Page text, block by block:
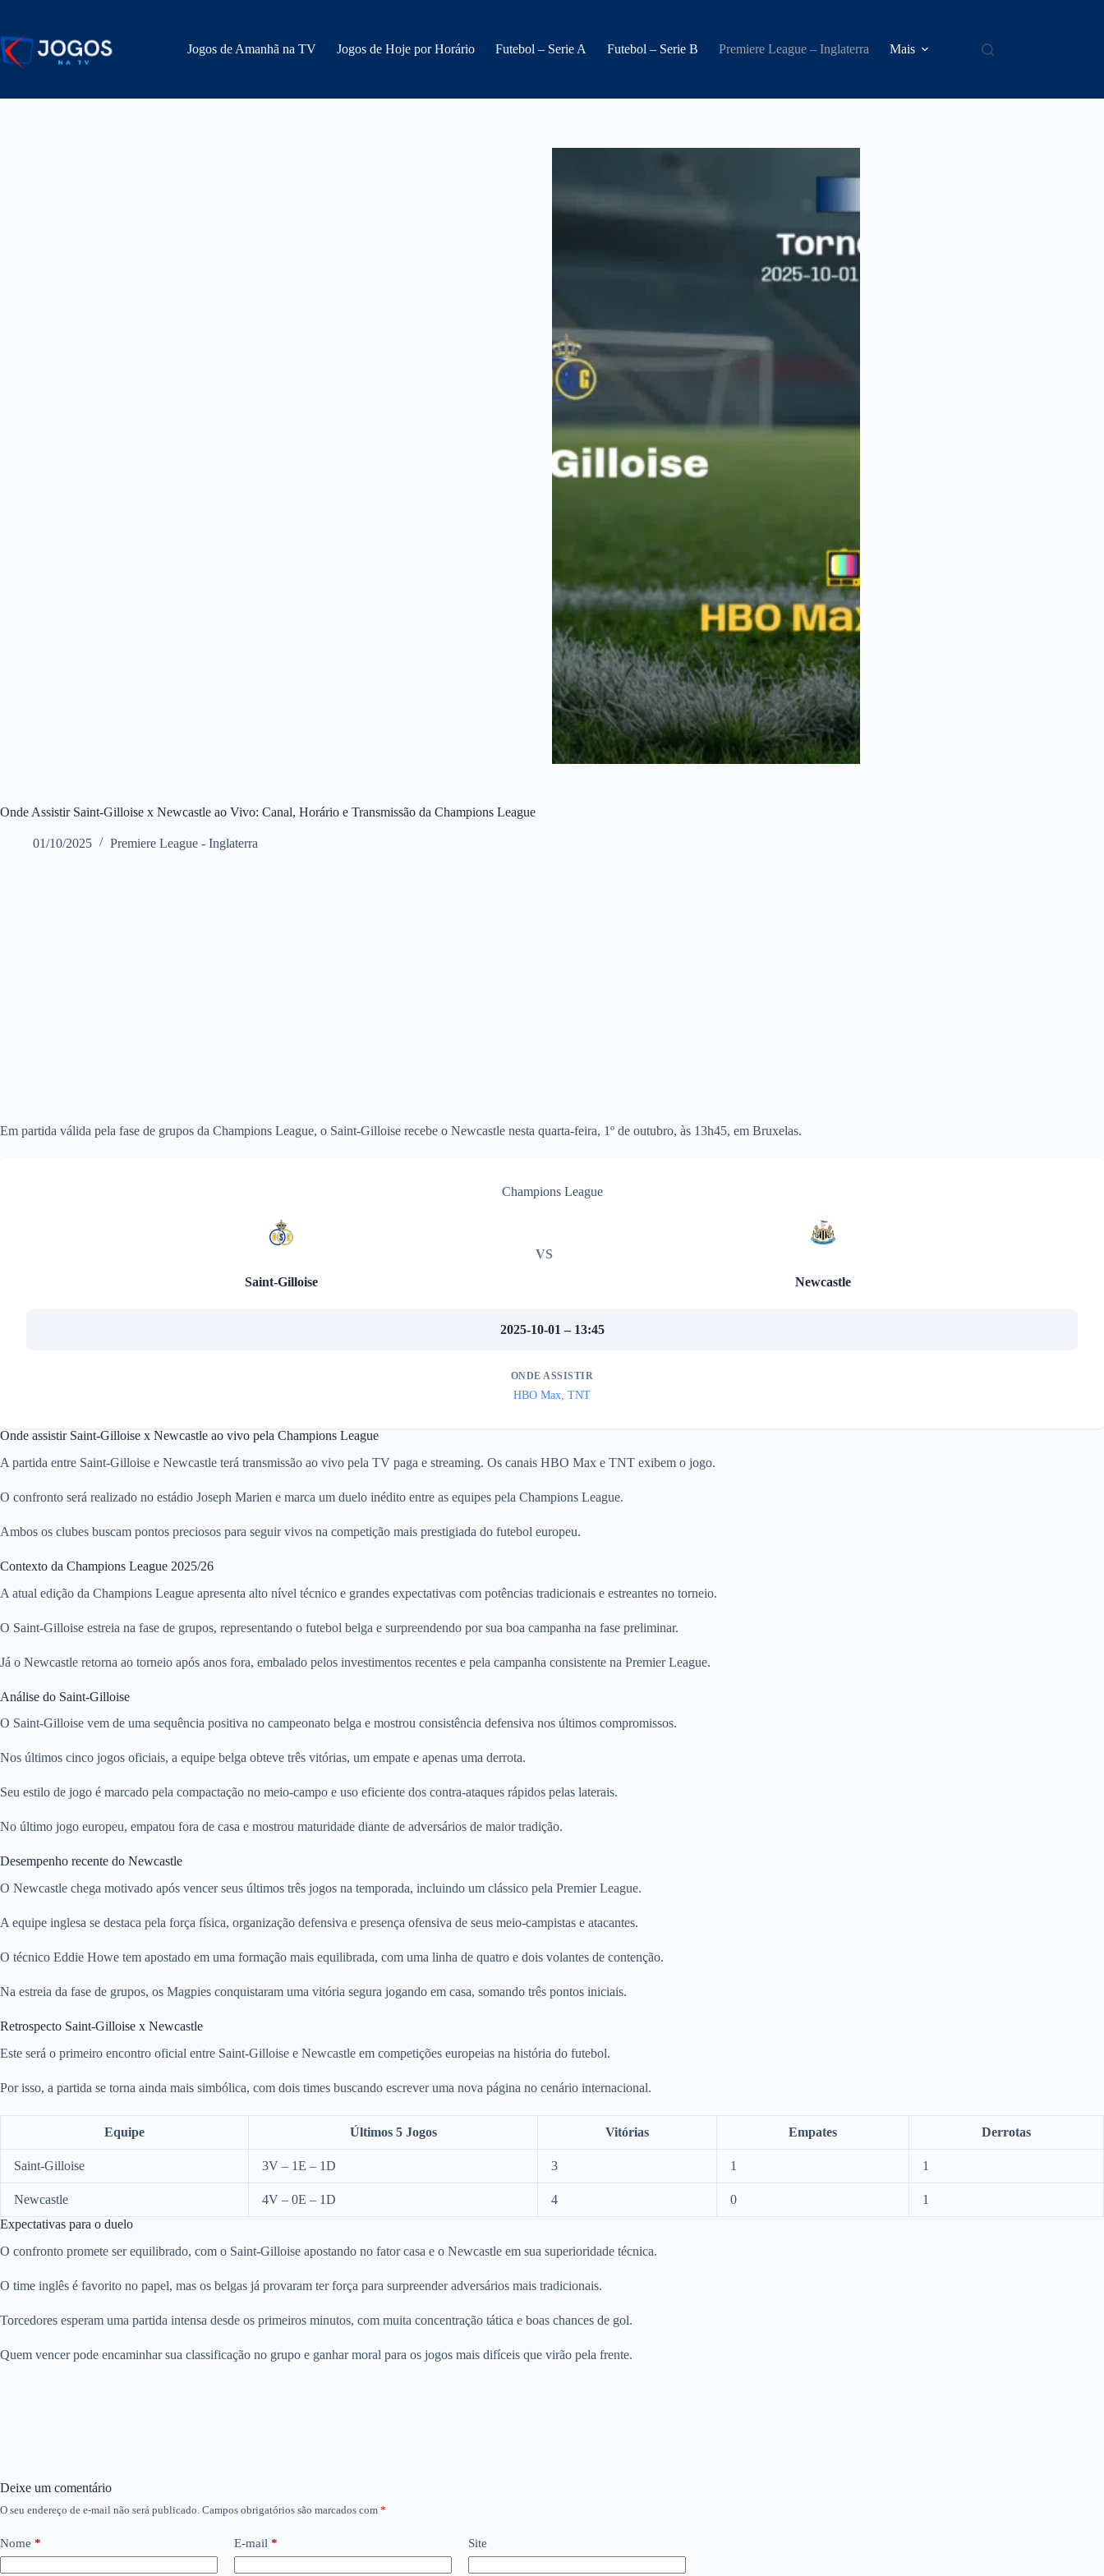
o
conteúdo
Jogos de Amanhã na TV Jogos de Hoje por Horário Futebol – Serie A Futebol – Serie B Premiere League – Inglaterra Mais
Onde Assistir Saint-Gilloise x Newcastle ao Vivo: Canal, Horário e Transmissão da Champions League
01/10/2025 Premiere League - Inglaterra
Em partida válida pela fase de grupos da Champions League, o Saint-Gilloise recebe o Newcastle nesta quarta-feira, 1º de outubro, às 13h45, em Bruxelas.
Champions League
Saint-Gilloise
VS
Newcastle
2025-10-01 – 13:45
ONDE ASSISTIR
HBO Max, TNT
Onde assistir Saint-Gilloise x Newcastle ao vivo pela Champions League
A partida entre Saint-Gilloise e Newcastle terá transmissão ao vivo pela TV paga e streaming. Os canais HBO Max e TNT exibem o jogo.
O confronto será realizado no estádio Joseph Marien e marca um duelo inédito entre as equipes pela Champions League.
Ambos os clubes buscam pontos preciosos para seguir vivos na competição mais prestigiada do futebol europeu.
Contexto da Champions League 2025/26
A atual edição da Champions League apresenta alto nível técnico e grandes expectativas com potências tradicionais e estreantes no torneio.
O Saint-Gilloise estreia na fase de grupos, representando o futebol belga e surpreendendo por sua boa campanha na fase preliminar.
Já o Newcastle retorna ao torneio após anos fora, embalado pelos investimentos recentes e pela campanha consistente na Premier League.
Análise do Saint-Gilloise
O Saint-Gilloise vem de uma sequência positiva no campeonato belga e mostrou consistência defensiva nos últimos compromissos.
Nos últimos cinco jogos oficiais, a equipe belga obteve três vitórias, um empate e apenas uma derrota.
Seu estilo de jogo é marcado pela compactação no meio-campo e uso eficiente dos contra-ataques rápidos pelas laterais.
No último jogo europeu, empatou fora de casa e mostrou maturidade diante de adversários de maior tradição.
Desempenho recente do Newcastle
O Newcastle chega motivado após vencer seus últimos três jogos na temporada, incluindo um clássico pela Premier League.
A equipe inglesa se destaca pela força física, organização defensiva e presença ofensiva de seus meio-campistas e atacantes.
O técnico Eddie Howe tem apostado em uma formação mais equilibrada, com uma linha de quatro e dois volantes de contenção.
Na estreia da fase de grupos, os Magpies conquistaram uma vitória segura jogando em casa, somando três pontos iniciais.
Retrospecto Saint-Gilloise x Newcastle
Este será o primeiro encontro oficial entre Saint-Gilloise e Newcastle em competições europeias na história do futebol.
Por isso, a partida se torna ainda mais simbólica, com dois times buscando escrever uma nova página no cenário internacional.
Equipe Últimos 5 Jogos Vitórias Empates Derrotas
Saint-Gilloise 3V – 1E – 1D 3 1 1
Newcastle 4V – 0E – 1D 4 0
1
Expectativas para o duelo
O confronto promete ser equilibrado, com o Saint-Gilloise apostando no fator casa e o Newcastle em sua superioridade técnica.
O time inglês é favorito no papel, mas os belgas já provaram ter força para surpreender adversários mais tradicionais.
Torcedores esperam uma partida intensa desde os primeiros minutos, com muita concentração tática e boas chances de gol.
Quem vencer pode encaminhar sua classificação no grupo e ganhar moral para os jogos mais difíceis que virão pela frente.
Deixe um comentário
O seu endereço de e-mail não será publicado. Campos obrigatórios são marcados com *
Nome * E-mail * Site